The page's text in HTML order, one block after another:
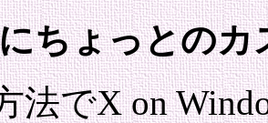
ちょっとのカ
法でX on